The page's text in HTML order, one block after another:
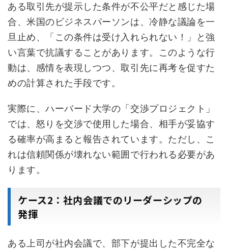
ある取引先が提示した条件が不公平だと感じた場
合、米国のビジネスパーソンは、冷静な議論を一
旦止め、「この条件は受け入れられない！」と強
い言葉で抗議することがあります。このような行
動は、感情を表現しつつ、取引先に再考を促すた
めの計算された手段です。
実際に、ハーバード大学の「交渉プロジェクト」
では、怒りを交渉で使用した場合、相手が妥協す
る確率が高まると報告されています。ただし、こ
れは信頼関係が壊れない範囲で行われる必要があ
ります。
ケース2：社内会議でのリーダーシップの
発揮
ある上司が社内会議で、部下が提出した不完全な